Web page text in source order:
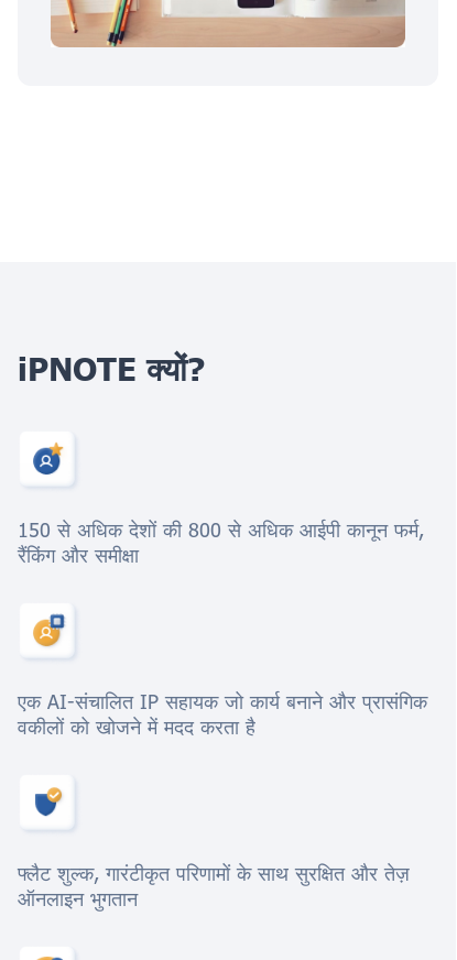
iPNOTE क्यों?
150 से अधिक देशों की 800 से अधिक आईपी कानून फर्म,
रैंकिंग और समीक्षा
एक AI-संचालित IP सहायक जो कार्य बनाने और प्रासंगिक
वकीलों को खोजने में मदद करता है
फ्लैट शुल्क, गारंटीकृत परिणामों के साथ सुरक्षित और तेज़
ऑनलाइन भुगतान